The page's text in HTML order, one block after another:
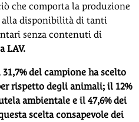
che comporta la produzione
alla disponibilità di tanti
senza contenuti di
LAV.
31,7% del campione ha scelto
rispetto degli animali; il 12%
ambientale e il 47,6% dei
scelta consapevole dei